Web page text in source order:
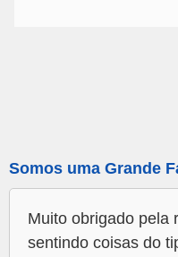
Somos uma Grande
Muito obrigado pela
sentindo coisas do